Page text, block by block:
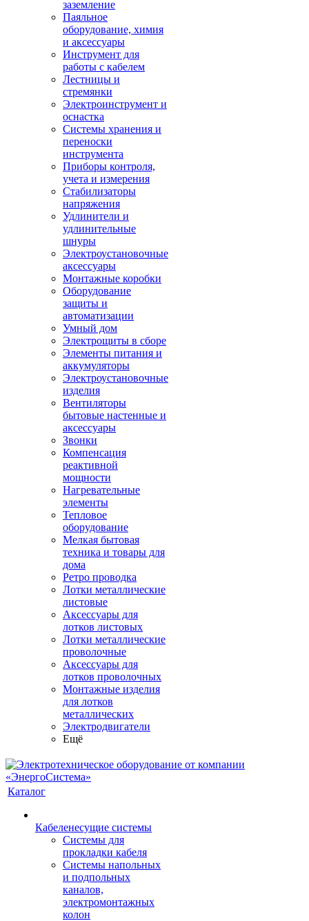
заземление
Паяльное
оборудование, химия
и аксессуары
Инструмент для
работы с кабелем
Лестницы и
стремянки
Электроинструмент и
оснастка
Системы хранения и
переноски
инструмента
Приборы контроля,
учета и измерения
Стабилизаторы
напряжения
Удлинители и
удлинительные
шнуры
Электроустановочные
аксессуары
Монтажные коробки
Оборудование
защиты и
автоматизации
Умный дом
Электрощиты в сборе
Элементы питания и
аккумуляторы
Электроустановочные
изделия
Вентиляторы
бытовые настенные и
аксессуары
Звонки
Компенсация
реактивной
мощности
Нагревательные
элементы
Тепловое
оборудование
Мелкая бытовая
техника и товары для
дома
Ретро проводка
Лотки металлические
листовые
Аксессуары для
лотков листовых
Лотки металлические
проволочные
Аксессуары для
лотков проволочных
Монтажные изделия
для лотков
металлических
Электродвигатели
Ещё
Каталог
Кабеленесущие системы
Системы для
прокладки кабеля
Системы напольных
и подпольных
каналов,
электромонтажных
колон